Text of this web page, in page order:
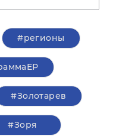
#регионы
#Золотарев
#Зоря